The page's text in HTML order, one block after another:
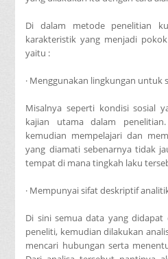
Di dalam metode penelitian
karakteristik yang menjadi
yaitu :
· Menggunakan lingkungan untuk
Misalnya seperti kondisi sosial
kajian utama dalam
kemudian mempelajari dan
yang diamati sebenarnya tidak
tempat di mana tingkah laku
· Mempunyai sifat deskriptif
Di sini semua data yang didapat
peneliti, kemudian dilakukan
mencari hubungan serta